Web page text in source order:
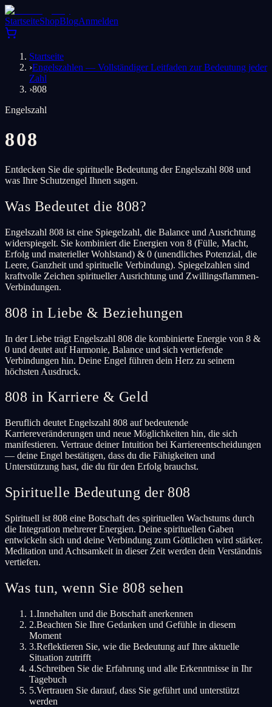
StartseiteShopBlogAnmelden
Startseite
›Engelszahlen — Vollständiger Leitfaden zur Bedeutung jeder
Zahl
›808
Engelszahl
808
Entdecken Sie die spirituelle Bedeutung der Engelszahl 808 und
was Ihre Schutzengel Ihnen sagen.
Was Bedeutet die 808?
Engelszahl 808 ist eine Spiegelzahl, die Balance und Ausrichtung
widerspiegelt. Sie kombiniert die Energien von 8 (Fülle, Macht,
Erfolg und materieller Wohlstand) & 0 (unendliches Potenzial, die
Leere, Ganzheit und spirituelle Verbindung). Spiegelzahlen sind
kraftvolle Zeichen spiritueller Ausrichtung und Zwillingsflammen-
Verbindungen.
808 in Liebe & Beziehungen
In der Liebe trägt Engelszahl 808 die kombinierte Energie von 8 &
0 und deutet auf Harmonie, Balance und sich vertiefende
Verbindungen hin. Deine Engel führen dein Herz zu seinem
höchsten Ausdruck.
808 in Karriere & Geld
Beruflich deutet Engelszahl 808 auf bedeutende
Karriereveränderungen und neue Möglichkeiten hin, die sich
manifestieren. Vertraue deiner Intuition bei Karriereentscheidungen
— deine Engel bestätigen, dass du die Fähigkeiten und
Unterstützung hast, die du für den Erfolg brauchst.
Spirituelle Bedeutung der 808
Spirituell ist 808 eine Botschaft des spirituellen Wachstums durch
die Integration mehrerer Energien. Deine spirituellen Gaben
entwickeln sich und deine Verbindung zum Göttlichen wird stärker.
Meditation und Achtsamkeit in dieser Zeit werden dein Verständnis
vertiefen.
Was tun, wenn Sie 808 sehen
1.Innehalten und die Botschaft anerkennen
2.Beachten Sie Ihre Gedanken und Gefühle in diesem
Moment
3.Reflektieren Sie, wie die Bedeutung auf Ihre aktuelle
Situation zutrifft
4.Schreiben Sie die Erfahrung und alle Erkenntnisse in Ihr
Tagebuch
5.Vertrauen Sie darauf, dass Sie geführt und unterstützt
werden